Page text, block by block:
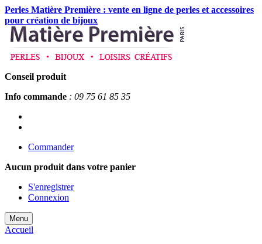
Perles Matière Première : vente en ligne de perles et accessoires
pour création de bijoux
Conseil produit
Info commande : 09 75 61 85 35
Commander
Aucun produit dans votre panier
S'enregistrer
Connexion
Menu
Accueil